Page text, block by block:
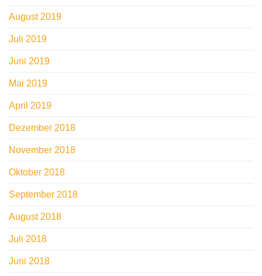
August 2019
Juli 2019
Juni 2019
Mai 2019
April 2019
Dezember 2018
November 2018
Oktober 2018
September 2018
August 2018
Juli 2018
Juni 2018